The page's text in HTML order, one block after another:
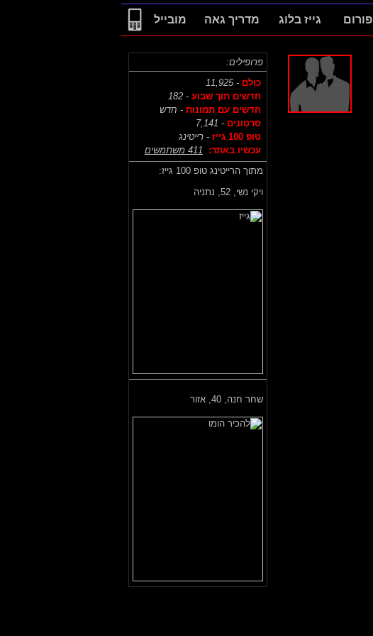
פורום גייז בלוג מדריך גאה מובייל
פרופילים:
כולם - 11,925
חדשים תוך שבוע - 182
חדשים עם תמונות - חדש
סרטונים - 7,141
טופ 100 גייז
- רייטינג
עכשיו באתר:
411 משתמשים
מתוך הרייטינג טופ 100 גייז:
ויקי נשי, 52, נתניה
שחר חנה, 40, אזור